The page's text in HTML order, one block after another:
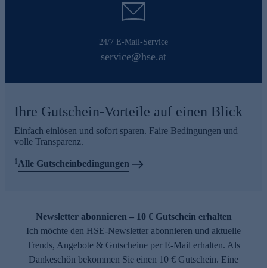
24/7 E-Mail-Service
service@hse.at
Ihre Gutschein-Vorteile auf einen Blick
Einfach einlösen und sofort sparen. Faire Bedingungen und
volle Transparenz.
1Alle Gutscheinbedingungen
Newsletter abonnieren – 10 € Gutschein erhalten
Ich möchte den HSE-Newsletter abonnieren und aktuelle
Trends, Angebote & Gutscheine per E-Mail erhalten. Als
Dankeschön bekommen Sie einen 10 € Gutschein. Eine